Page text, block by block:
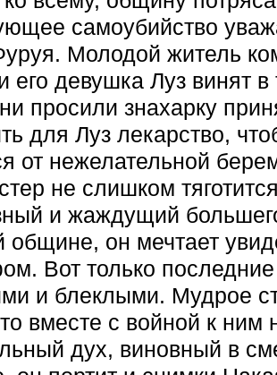
самоубийство
Молодой житель
его девушка Луз винят в
просили знахарку
для Луз лекарство,
от нежелательной
не слишком
и жаждущий
общине, он мечтает
Вот только
и блеклыми. Мудрое
вместе с войной к
дух, виновный в